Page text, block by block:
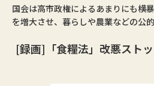
国会は高市政権によるあまりにも横
を増大させ、暮らしや農業などの公
[録画]「食糧法」改悪スト